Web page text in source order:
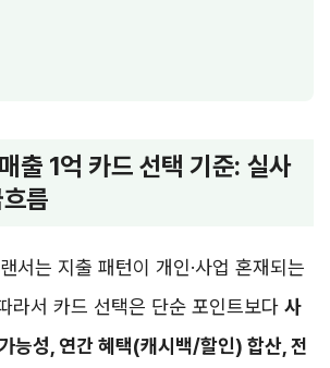
출 1억 카드 선택 기준: 실사
흐름
서는 지출 패턴이 개인·사업 혼재되는
라서 카드 선택은 단순 포인트보다 사
능성, 연간 혜택(캐시백/할인) 합산, 전